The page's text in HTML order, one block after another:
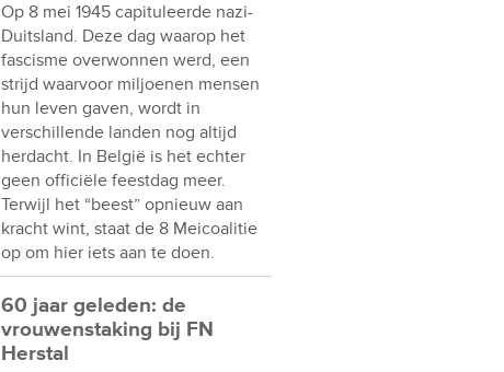
Op 8 mei 1945 capituleerde nazi-
Duitsland. Deze dag waarop het
fascisme overwonnen werd, een
strijd waarvoor miljoenen mensen
hun leven gaven, wordt in
verschillende landen nog altijd
herdacht. In België is het echter
geen officiële feestdag meer.
Terwijl het “beest” opnieuw aan
kracht wint, staat de 8 Meicoalitie
op om hier iets aan te doen.
60 jaar geleden: de
vrouwenstaking bij FN
Herstal